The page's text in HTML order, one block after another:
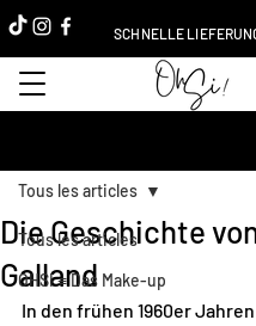
SCHNELLE
Tous les articles
OHSI ≡ Das Make-up
Tous les articles
Die Geschichte
Galland
In den frühen 1960er